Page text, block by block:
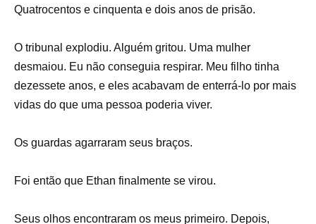
Quatrocentos e cinquenta e dois anos de prisão.
O tribunal explodiu. Alguém gritou. Uma mulher
desmaiou. Eu não conseguia respirar. Meu filho tinha
dezessete anos, e eles acabavam de enterrá-lo por mais
vidas do que uma pessoa poderia viver.
Os guardas agarraram seus braços.
Foi então que Ethan finalmente se virou.
Seus olhos encontraram os meus primeiro. Depois,